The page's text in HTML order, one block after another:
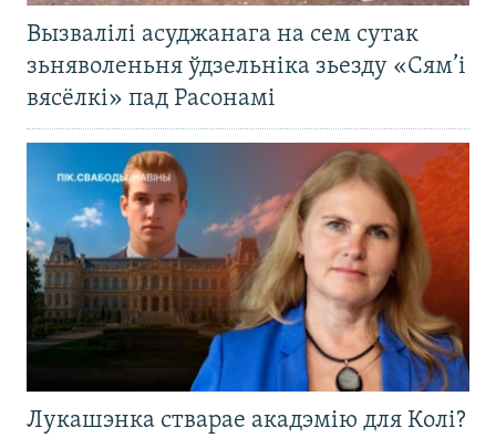
Вызвалілі асуджанага на сем сутак
зьняволеньня ўдзельніка зьезду «Сям’і
вясёлкі» пад Расонамі
Лукашэнка стварае акадэмію для Колі?